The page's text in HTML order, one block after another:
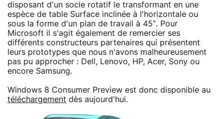
disposant d'un socle rotatif le transformant en une
espèce de table Surface inclinée à l'horizontale ou
sous la forme d'un plan de travail à 45°. Pour
Microsoft il s'agit également de remercier ses
différents constructeurs partenaires qui présentent
leurs prototypes que nous n'avons malheureusement
pas pu approcher : Dell, Lenovo, HP, Acer, Sony ou
encore Samsung.
Windows 8 Consumer Preview est donc disponible au
téléchargement dès aujourd'hui.